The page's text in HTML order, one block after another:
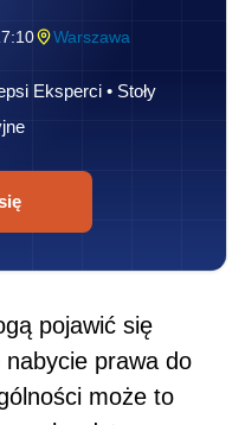
Warszawa
Eksperci • Stoły
pojawić się
nabycie prawa do
może to